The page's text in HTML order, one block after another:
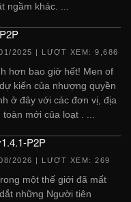
ngầm khác. ...
2025 | LƯỢT XEM: 9,686
hơn bao giờ hết! Men of
kiến ​​của nhượng quyền
ở đây với các đơn vị, địa
mới của loạt . ...
P2P
2026 | LƯỢT XEM: 269
một thế giới đã mất
những Người tiên